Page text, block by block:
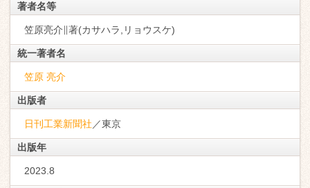
著者名等
笠原亮介∥著(カサハラ,リョウスケ)
統一著者名
笠原 亮介
出版者
日刊工業新聞社 ／東京
出版年
2023.8